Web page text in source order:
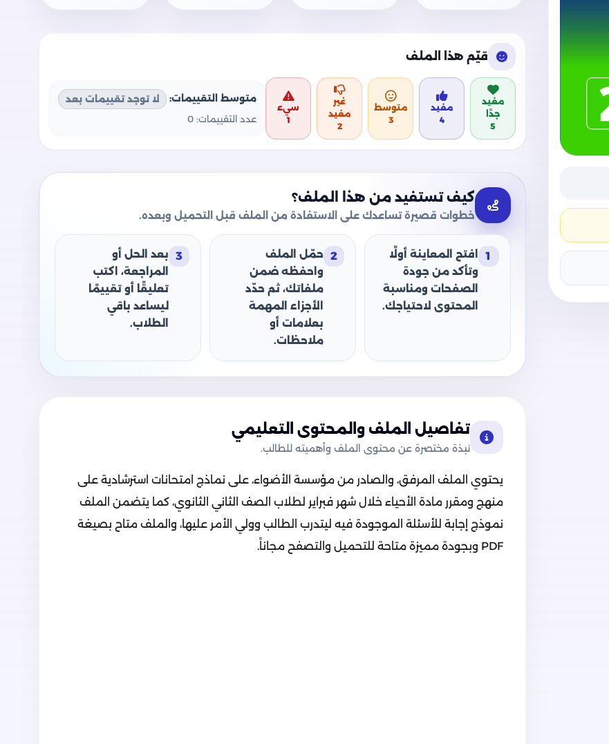
قيّم هذا الملف
مفيد
جدًا
5
مفيد
4
متوسط
3
غير
مفيد
2
سيء
1
متوسط التقييمات:
لا توجد تقييمات بعد
عدد التقييمات: 0
كيف تستفيد من هذا الملف؟
خطوات قصيرة تساعدك على الاستفادة من الملف قبل التحميل وبعده.
1
افتح المعاينة أولًا
وتأكد من جودة
الصفحات ومناسبة
المحتوى لاحتياجك.
2 حمّل الملف
واحفظه ضمن
ملفاتك، ثم حدّد
الأجزاء المهمة
بعلامات أو
ملاحظات.
3
بعد الحل أو
المراجعة، اكتب
تعليقًا أو تقييمًا
ليساعد باقي
الطلاب.
تفاصيل الملف والمحتوى التعليمي
نبذة مختصرة عن محتوى الملف وأهميته للطالب.
يحتوي الملف المرفق، والصادر من مؤسسة الأضواء، على نماذج امتحانات استرشادية على
منهج ومقرر مادة الأحياء خلال شهر فبراير لطلاب الصف الثاني الثانوي، كما يتضمن الملف
نموذج إجابة للأسئلة الموجودة فيه ليتدرب الطالب وولي الأمر عليها، والملف متاح بصيغة
PDF وبجودة مميزة متاحة للتحميل والتصفح مجاناً.